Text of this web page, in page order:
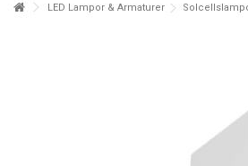
LED Lampor & Armaturer